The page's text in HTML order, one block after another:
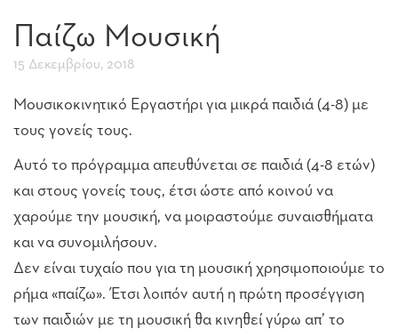
Παίζω Μουσική
15 Δεκεμβρίου, 2018
Μουσικοκινητικό Εργαστήρι για μικρά παιδιά (4-8) με
τους γονείς τους.
Αυτό το πρόγραμμα απευθύνεται σε παιδιά (4-8 ετών)
και στους γονείς τους, έτσι ώστε από κοινού να
χαρούμε την μουσική, να μοιραστούμε συναισθήματα
και να συνομιλήσουν.
Δεν είναι τυχαίο που για τη μουσική χρησιμοποιούμε το
ρήμα «παίζω». Έτσι λοιπόν αυτή η πρώτη προσέγγιση
των παιδιών με τη μουσική θα κινηθεί γύρω απ’ το